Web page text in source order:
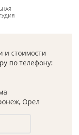
и стоимости
по телефону:
Орел